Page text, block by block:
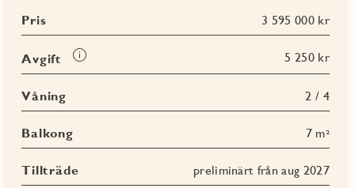
Pris 3 595 000 kr
Avgift
Läs
mer
5 250 kr
Våning 2 / 4
Balkong 7 m²
Tillträde preliminärt från aug 2027